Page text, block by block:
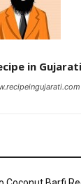
in Gujarati